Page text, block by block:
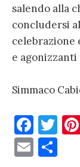
salendo alla
concludersi
celebrazione
e agonizzanti
Simmaco
F
a
T
E